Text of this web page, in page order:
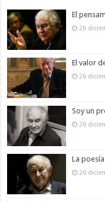
El
26
El valor
26
Soy un
26
La
26